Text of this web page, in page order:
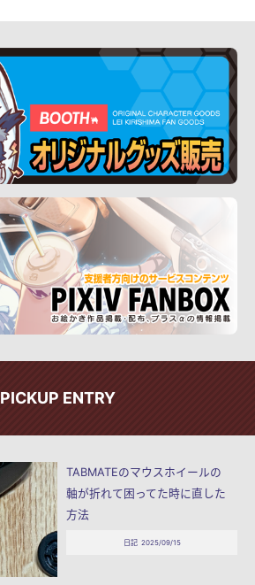
PICKUP ENTRY
TABMATEのマウスホイールの
軸が折れて困ってた時に直した
方法
日記 2025/09/15